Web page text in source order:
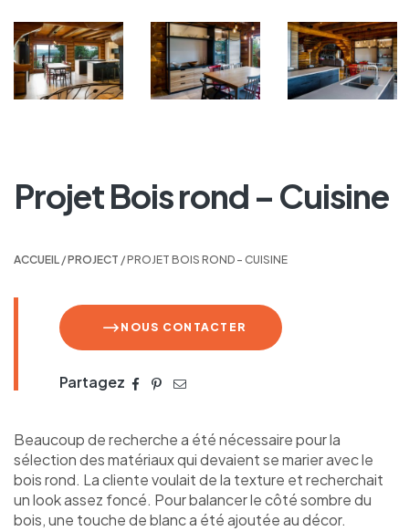
Projet Bois rond – Cuisine
ACCUEIL /PROJECT / PROJET BOIS ROND – CUISINE
Beaucoup de recherche a été nécessaire pour la
sélection des matériaux qui devaient se marier avec le
bois rond. La cliente voulait de la texture et recherchait
un look assez foncé. Pour balancer le côté sombre du
bois, une touche de blanc a été ajoutée au décor.
NOUS CONTACTER
Partagez